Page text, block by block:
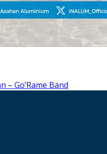
– Go’Rame Band